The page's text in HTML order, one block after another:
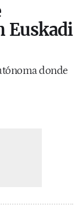
Euskadi
donde